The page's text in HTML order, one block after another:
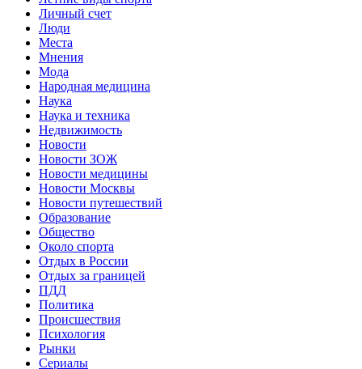
Личный счет
Люди
Места
Мнения
Мода
Народная медицина
Наука
Наука и техника
Недвижимость
Новости
Новости ЗОЖ
Новости медицины
Новости Москвы
Новости путешествий
Образование
Общество
Около спорта
Отдых в России
Отдых за границей
ПДД
Политика
Происшествия
Психология
Рынки
Сериалы